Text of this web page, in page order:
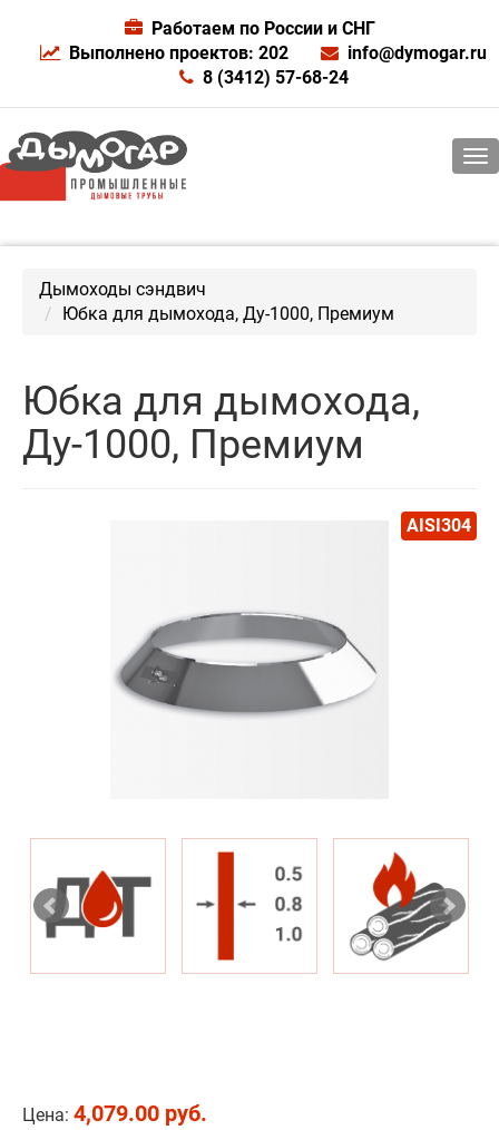
Работаем по России и СНГ
Выполнено проектов: 202
info@dymogar.ru
8 (3412) 57-68-24
Дымоходы сэндвич
Юбка для дымохода, Ду-1000, Премиум
Юбка для дымохода,
Ду-1000, Премиум
AISI304
Цена: 4,079.00 руб.